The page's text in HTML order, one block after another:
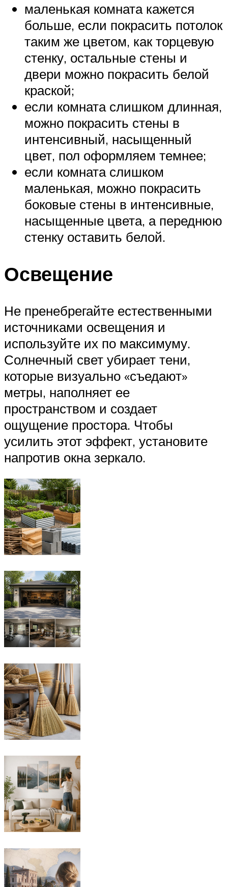
маленькая комната кажется
больше, если покрасить потолок
таким же цветом, как торцевую
стенку, остальные стены и
двери можно покрасить белой
краской;
если комната слишком длинная,
можно покрасить стены в
интенсивный, насыщенный
цвет, пол оформляем темнее;
если комната слишком
маленькая, можно покрасить
боковые стены в интенсивные,
насыщенные цвета, а переднюю
стенку оставить белой.
Освещение
Не пренебрегайте естественными
источниками освещения и
используйте их по максимуму.
Солнечный свет убирает тени,
которые визуально «съедают»
метры, наполняет ее
пространством и создает
ощущение простора. Чтобы
усилить этот эффект, установите
напротив окна зеркало.